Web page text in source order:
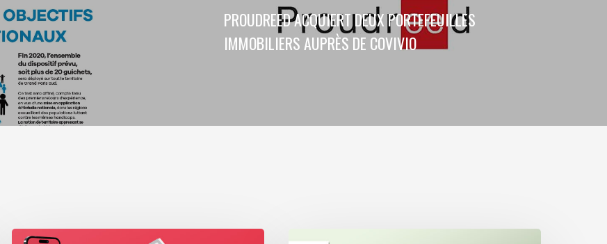
PROUDREED ACQUIERT DEUX PORTEFEUILLES
IMMOBILIERS AUPRÈS DE COVIVIO
Une